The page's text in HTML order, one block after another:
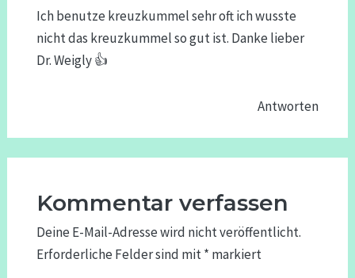
Ich benutze kreuzkummel sehr oft ich wusste
nicht das kreuzkummel so gut ist. Danke lieber
Dr. Weigly 👍
Antworten
Kommentar verfassen
Deine E-Mail-Adresse wird nicht veröffentlicht.
Erforderliche Felder sind mit* markiert